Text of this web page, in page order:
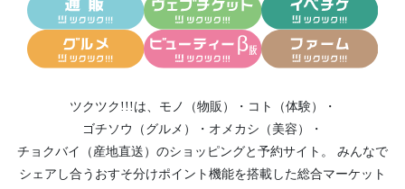
ツクツク!!!は、 モノ（物販） ・ コト（体験）
・
ゴチソウ（グルメ）
・ オメカシ（美容）
・
チョクバイ（産地直送） のショッピングと予約サイト。
みんなで
シェアし合う おすそ分けポイント機能を搭載した総合マーケット